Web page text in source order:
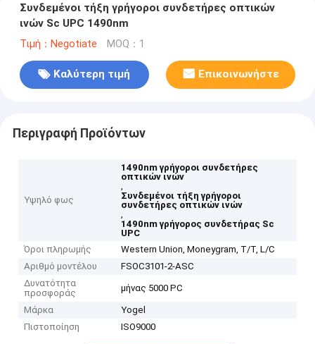
Συνδεμένοι τήξη γρήγοροι συνδετήρες οπτικών
ινών Sc UPC 1490nm
Τιμή：Negotiate MOQ：1
Καλύτερη τιμή Επικοινωνήστε
Περιγραφή Προϊόντων
Υψηλό φως
1490nm γρήγοροι συνδετήρες
οπτικών ινών
,
Συνδεμένοι τήξη γρήγοροι
συνδετήρες οπτικών ινών
,
1490nm γρήγορος συνδετήρας Sc
UPC
Όροι πληρωμής
Western Union, Moneygram, T/T, L/C
Αριθμό μοντέλου
FSOC3101-2-ASC
Δυνατότητα
προσφοράς
μήνας 5000 PC
Μάρκα
Yogel
Πιστοποίηση
ISO9000